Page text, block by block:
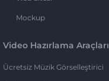
Mockup
Video Hazırlama Araçları
Ücretsiz Müzik Görselleştirici